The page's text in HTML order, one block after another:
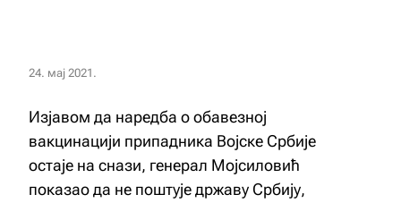
24. мај 2021.
Изјавом да наредба о обавезној
вакцинацији припадника Војске Србије
остаје на снази, генерал Мојсиловић
показао да не поштује државу Србију,